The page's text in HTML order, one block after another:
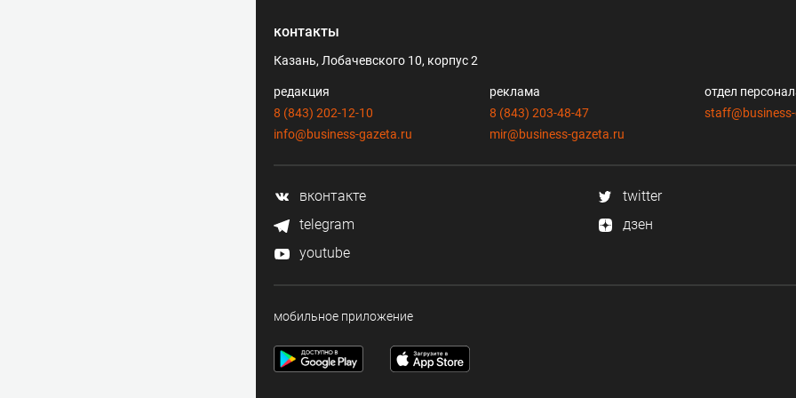
контакты
Казань, Лобачевского 10, корпус 2
редакция
8 (843) 202-12-10
info@business-gazeta.ru
реклама
8 (843) 203-48-47
mir@business-gazeta.ru
отдел
вконтакте
twitter
telegram
дзен
youtube
мобильное приложение